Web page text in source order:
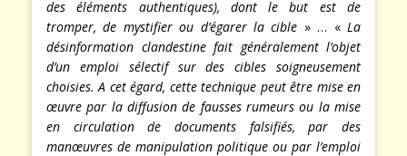
des éléments authentiques), dont le but est de
tromper, de mystifier ou d’égarer la cible » … « La
désinformation clandestine fait généralement l’objet
d’un emploi sélectif sur des cibles soigneusement
choisies. A cet égard, cette technique peut être mise en
œuvre par la diffusion de fausses rumeurs ou la mise
en circulation de documents falsifiés, par des
manœuvres de manipulation politique ou par l’emploi